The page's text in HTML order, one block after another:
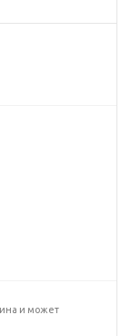
и может